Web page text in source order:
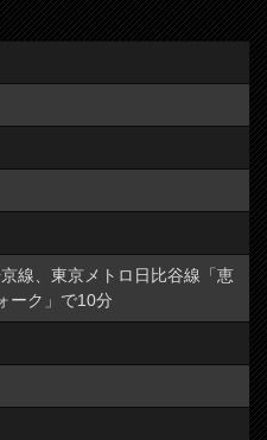
線、東京メトロ日比谷線「恵
ーク」で10分